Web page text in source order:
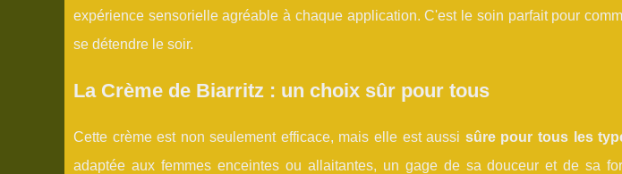
expérience sensorielle agréable à chaque application. C'est le soin parfait pour
se détendre le soir.
La Crème de Biarritz : un choix sûr pour tous
Cette crème est non seulement efficace, mais elle est aussi sûre pour tous les
adaptée aux femmes enceintes ou allaitantes, un gage de sa douceur et de sa